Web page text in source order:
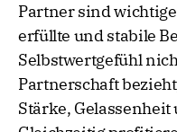
Partner sind
erfüllte und stabile
Selbstwertgefühl
Partnerschaft
Stärke,